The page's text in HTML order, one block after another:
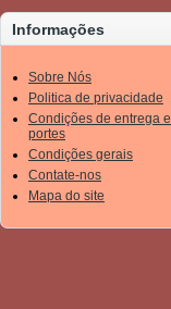
Informações
Sobre Nós
Politica de privacidade
Condições de entrega e
portes
Condições gerais
Contate-nos
Mapa do site